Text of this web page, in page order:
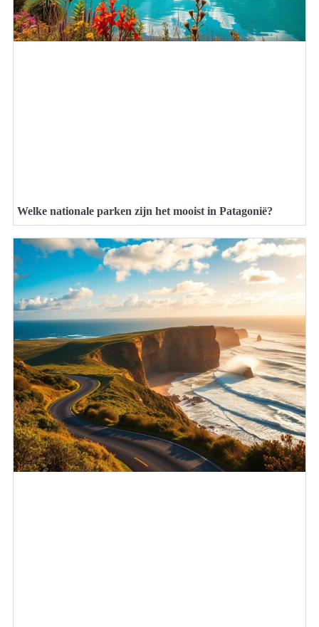
Welke nationale parken zijn het mooist in Patagonië?